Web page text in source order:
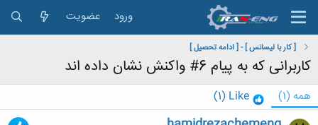
ورود عضویت
[ کار با لیسانس ] - [ ادامه تحصیل ]
کاربرانی که به پیام 6# واکنش نشان داده اند
همه (1)
Like
(1)